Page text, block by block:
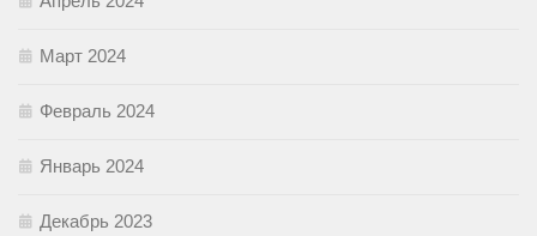
Март 2024
Февраль 2024
Январь 2024
Декабрь 2023